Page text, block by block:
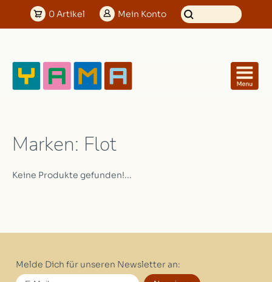
0Artikel Mein Konto
Marken: Flot
Keine Produkte gefunden!...
Melde Dich für unseren Newsletter an: